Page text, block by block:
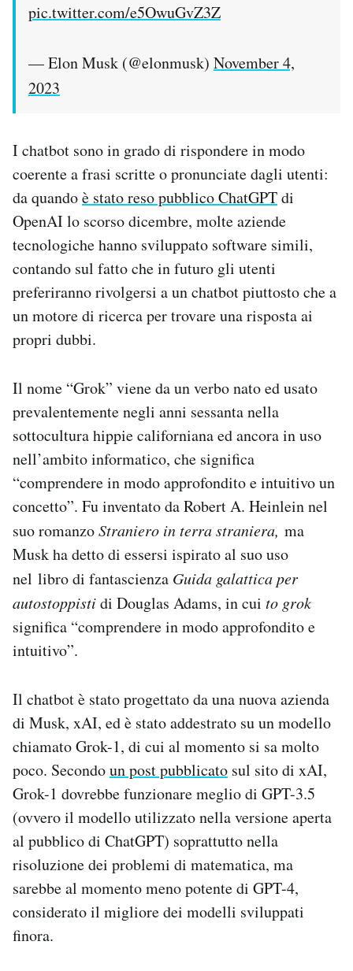
pic.twitter.com/e5OwuGvZ3Z
— Elon Musk (@elonmusk) November 4,
2023
I chatbot sono in grado di rispondere in modo
coerente a frasi scritte o pronunciate dagli utenti:
da quandoè stato reso pubblico ChatGPTdi
OpenAI lo scorso dicembre, molte aziende
tecnologiche hanno sviluppato software simili,
contando sul fatto che in futuro gli utenti
preferiranno rivolgersi a un chatbot piuttosto che a
un motore di ricerca per trovare una risposta ai
propri dubbi.
Il nome “Grok” viene da un verbo nato ed usato
prevalentemente negli anni sessanta nella
sottocultura hippie californiana ed ancora in uso
nell’ambito informatico, che significa
“comprendere in modo approfondito e intuitivo un
concetto”. Fu inventato da Robert A. Heinlein nel
suo romanzoStraniero in terra straniera, ma
Musk ha detto di essersi ispirato al suo uso
nel libro di fantascienza Guida galattica per
autostoppistidi Douglas Adams, in cui to grok
significa “comprendere in modo approfondito e
intuitivo”.
Il chatbot è stato progettato da una nuova azienda
di Musk, xAI, ed è stato addestrato su un modello
chiamato Grok-1, di cui al momento si sa molto
poco. Secondoun post pubblicato sul sito di xAI,
Grok-1 dovrebbe funzionare meglio di GPT-3.5
(ovvero il modello utilizzato nella versione aperta
al pubblico di ChatGPT) soprattutto nella
risoluzione dei problemi di matematica, ma
sarebbe al momento meno potente di GPT-4,
considerato il migliore dei modelli sviluppati
finora.